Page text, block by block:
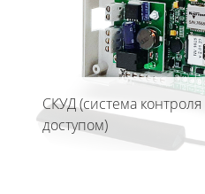
СКУД (система
доступом)